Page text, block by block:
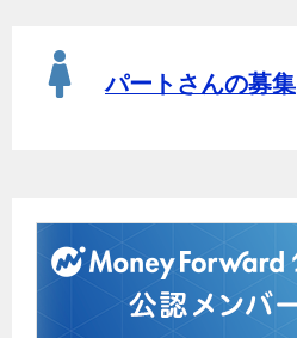
パートさんの募集